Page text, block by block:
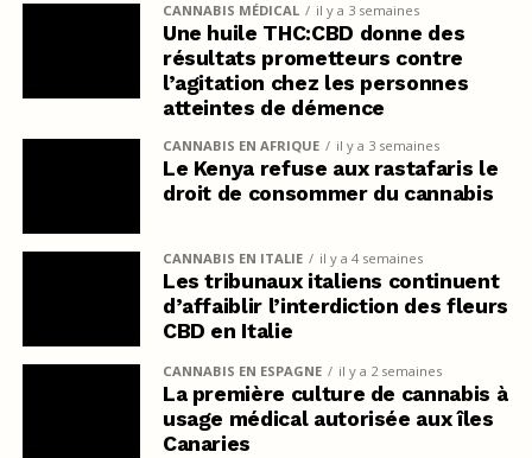
CANNABIS MÉDICAL il y a 3 semaines
Une huile THC:CBD donne des
résultats prometteurs contre
l’agitation chez les personnes
atteintes de démence
CANNABIS EN AFRIQUE il y a 3 semaines
Le Kenya refuse aux rastafaris le
droit de consommer du cannabis
CANNABIS EN ITALIE il y a 4 semaines
Les tribunaux italiens continuent
d’affaiblir l’interdiction des fleurs
CBD en Italie
CANNABIS EN ESPAGNE il y a 2 semaines
La première culture de cannabis à
usage médical autorisée aux îles
Canaries